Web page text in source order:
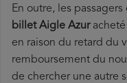
En outre, les
billet Aigle Azuracheté
en raison du retard du
remboursement du
de chercher une autre